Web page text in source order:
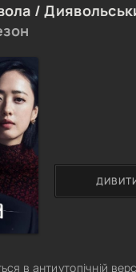
/
в антиутопічній